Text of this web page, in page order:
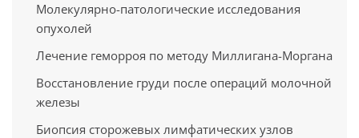
Молекулярно-патологические исследования
опухолей
Лечение геморроя по методу Миллигана-Моргана
Восстановление груди после операций молочной
железы
Биопсия сторожевых лимфатических узлов